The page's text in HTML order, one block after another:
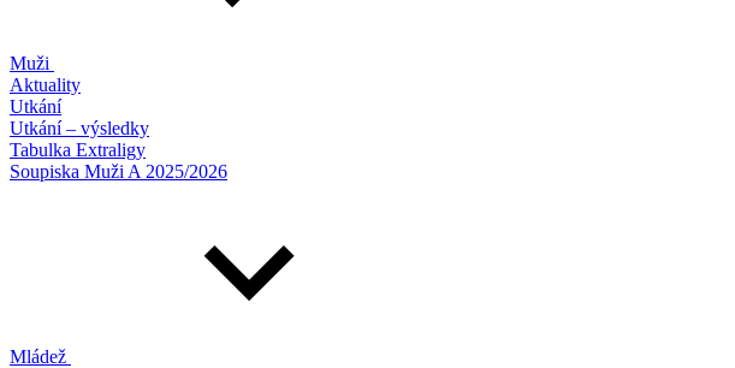
Muži
Aktuality
Utkání
Utkání – výsledky
Tabulka Extraligy
Soupiska Muži A 2025/2026
Mládež